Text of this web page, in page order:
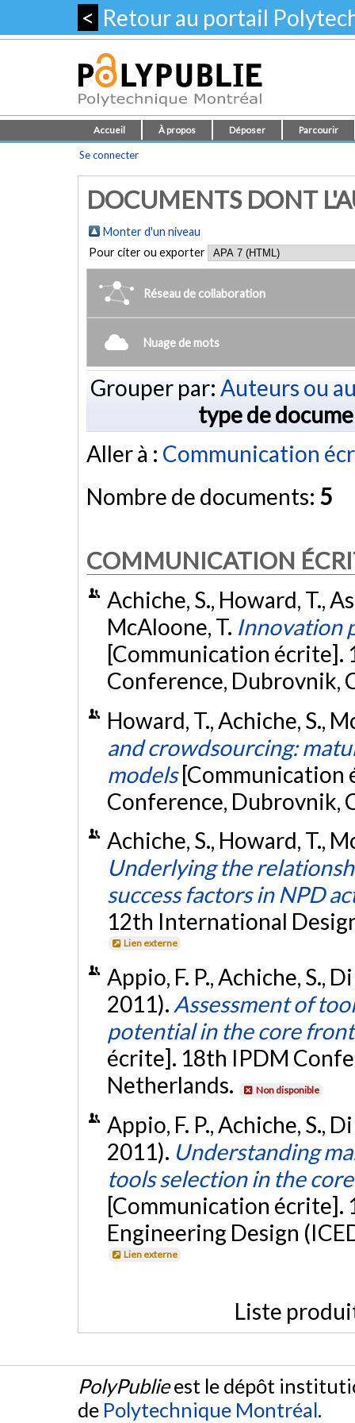
< Retour au portail
Accueil À propos Déposer Parcourir
Se connecter
DOCUMENTS DONT
Monter d'un niveau
Pour citer ou exporter
Réseau de collaboration
Nuage de mots
Grouper par: Auteurs ou
type de
Aller à : Communication
Nombre de documents: 5
COMMUNICATION
Achiche, S., Howard, T.,
McAloone, T. Innovation
[Communication
Conference, Dubrovnik,
Howard, T., Achiche, S.,
and crowdsourcing:
models [Communication
Conference, Dubrovnik,
Achiche, S., Howard, T.,
Underlying the
success factors in NPD
12th International
Lien externe
Appio, F. P., Achiche, S.,
2011). Assessment of
potential in the core
écrite]. 18th IPDM
Netherlands.
Non disponible
Appio, F. P., Achiche, S.,
2011). Understanding
tools selection in the
[Communication
Engineering Design
Lien externe
Liste
PolyPublieest le dépôt
de Polytechnique Montréal.